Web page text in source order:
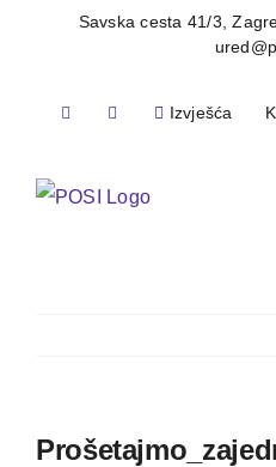
Savska cesta 41/3,
Izvješća